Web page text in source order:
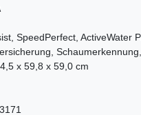
SpeedPerfect, ActiveWater
x 59,8 x 59,0 cm